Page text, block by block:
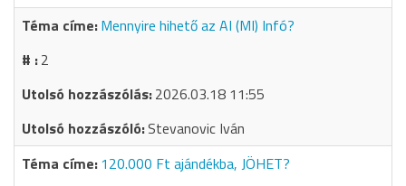
Mennyire hihető az AI (MI) Infó?
2
2026.03.18 11:55
Stevanovic Iván
120.000 Ft ajándékba, JÖHET?